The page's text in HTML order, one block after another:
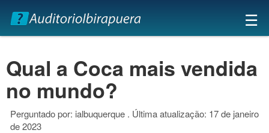
×
☰
Qual a Coca mais vendida
no mundo?
Perguntado por: ialbuquerque . Última atualização: 17 de janeiro
de 2023